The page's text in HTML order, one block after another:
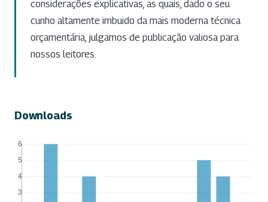
considerações explicativas, as quais, dado o seu
cunho altamente imbuido da mais moderna técnica
orçamentária, julgamos de publicação valiosa para
nossos leitores.
Downloads